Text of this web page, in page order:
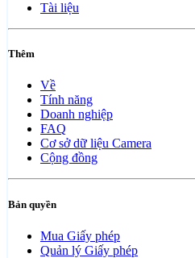
Tài liệu
Thêm
Về
Tính năng
Doanh nghiệp
FAQ
Cơ sở dữ liệu Camera
Cộng đồng
Bản quyền
Mua Giấy phép
Quản lý Giấy phép